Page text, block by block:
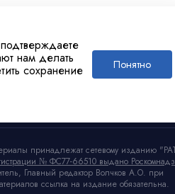
нам делать
сохранение Понятно
принадлежат сетевому изданию
№ ФС77-66510 выдано
Главный редактор Волчков А.О. при
ссылка на издание обязательна.